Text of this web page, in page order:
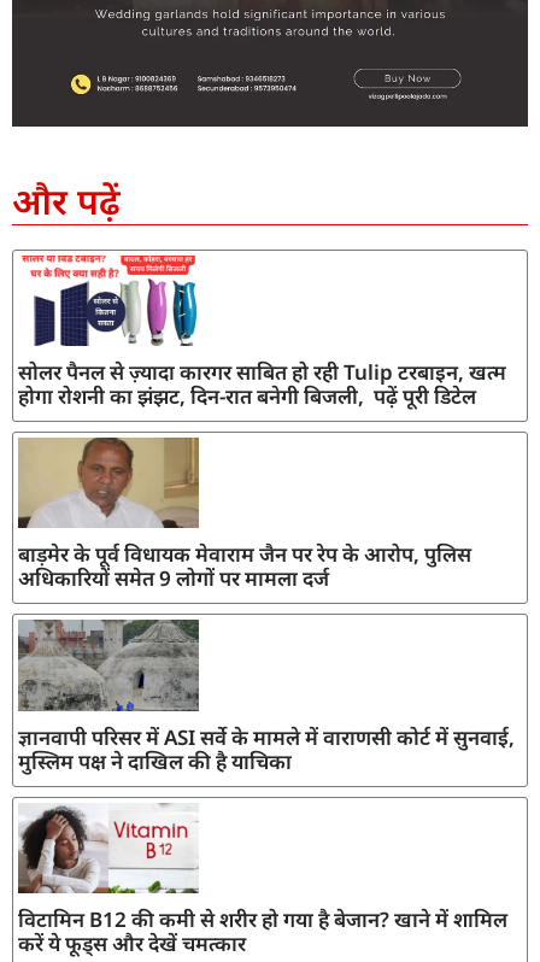
और पढ़ें
सोलर पैनल से ज़्यादा कारगर साबित हो रही Tulip टरबाइन, खत्म
होगा रोशनी का झंझट, दिन-रात बनेगी बिजली, पढ़ें पूरी डिटेल
बाड़मेर के पूर्व विधायक मेवाराम जैन पर रेप के आरोप, पुलिस
अधिकारियों समेत 9 लोगों पर मामला दर्ज
ज्ञानवापी परिसर में ASI सर्वे के मामले में वाराणसी कोर्ट में सुनवाई,
मुस्लिम पक्ष ने दाखिल की है याचिका
विटामिन B12 की कमी से शरीर हो गया है बेजान? खाने में शामिल
करें ये फूड्स और देखें चमत्कार